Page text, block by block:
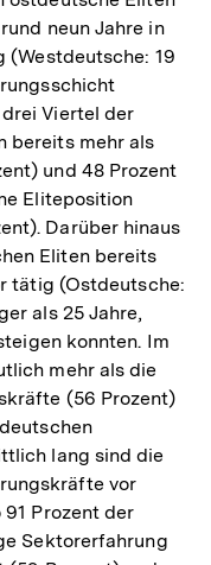
neun Jahre in
19
Viertel der
bereits mehr als
und 48 Prozent
Eliteposition
Darüber hinaus
Eliten bereits
tätig (Ostdeutsche:
als 25 Jahre,
konnten. Im
mehr als die
(56 Prozent)
lang sind die
vor
Prozent der
Sektorerfahrung